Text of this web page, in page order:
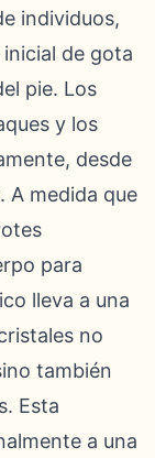
individuos,
de gota
pie. Los
y los
desde
A medida que
para
lleva a una
no
también
Esta
a una